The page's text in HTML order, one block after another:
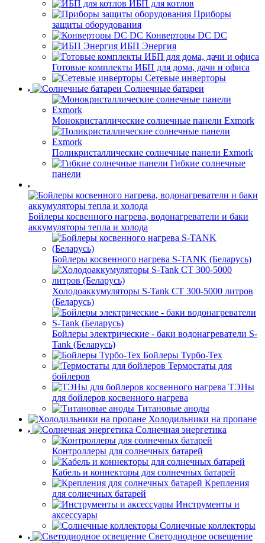
ИБП для котлов
Приборы
защиты оборудования
Конверторы DC DC
ИБП Энергия
Готовые комплекты ИБП для дома, дачи и офиса
Сетевые инверторы
Солнечные батареи
Монокристаллические солнечные панели Exmork
Поликристаллические солнечные панели Exmork
Гибкие солнечные
панели
Бойлеры косвенного нагрева, водонагреватели и баки
аккумуляторы тепла и холода
Бойлеры косвенного нагрева S-TANK (Беларусь)
Холодоаккумуляторы S-Tank СТ 300-5000 литров
(Беларусь)
Бойлеры электрические - баки водонагреватели S-
Tank (Беларусь)
Бойлеры Турбо-Тех
Термостаты для
бойлеров
ТЭНы
для бойлеров косвенного нагрева
Титановые аноды
Холодильники на пропане
Солнечная энергетика
Контроллеры для солнечных батарей
Кабель и коннекторы для солнечных батарей
Крепления
для солнечных батарей
Инструменты и
аксессуары
Солнечные коллекторы
Светодиодное освещение